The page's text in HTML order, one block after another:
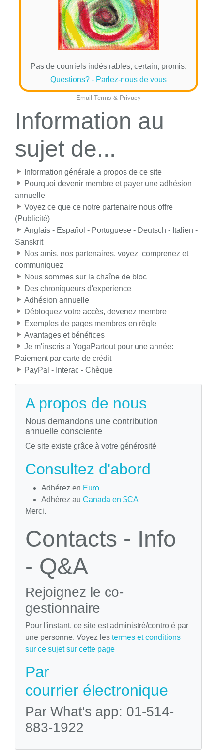
Pas de courriels indésirables, certain, promis.
Questions? - Parlez-nous de vous
Email Terms & Privacy
Information au
sujet de...
Information générale a propos de ce site
Pourquoi devenir membre et payer une adhésion
annuelle
Voyez ce que ce notre partenaire nous offre
(Publicité)
Anglais - Español - Portuguese - Deutsch - Italien -
Sanskrit
Nos amis, nos partenaires, voyez, comprenez et
communiquez
Nous sommes sur la chaîne de bloc
Des chroniqueurs d'expérience
Adhésion annuelle
Débloquez votre accès, devenez membre
Exemples de pages membres en rêgle
Avantages et bénéfices
Je m'inscris a YogaPartout pour une année:
Paiement par carte de crédit
PayPal - Interac - Chèque
A propos de nous
Nous demandons une contribution
annuelle consciente
Ce site existe grâce à votre générosité
Consultez d'abord
Adhérez en Euro
Adhérez au Canada en $CA
Merci.
Contacts - Info
- Q&A
Rejoignez le co-
gestionnaire
Pour l'instant, ce site est administré/controlé par
une personne. Voyez les termes et conditions
sur ce sujet sur cette page
Par
courrier électronique
Par What's app: 01-514-
883-1922